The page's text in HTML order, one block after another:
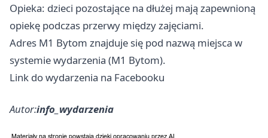
Opieka: dzieci pozostające na dłużej mają zapewnioną
opiekę podczas przerwy między zajęciami.
Adres M1 Bytom znajduje się pod nazwą miejsca w
systemie wydarzenia (M1 Bytom).
Link do wydarzenia na Facebooku
Autor:info_wydarzenia